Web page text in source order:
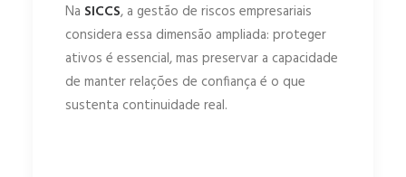
Na SICCS, a gestão de riscos empresariais
considera essa dimensão ampliada: proteger
ativos é essencial, mas preservar a capacidade
de manter relações de confiança é o que
sustenta continuidade real.